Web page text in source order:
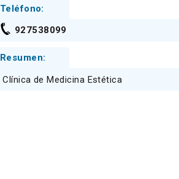
Teléfono:
927538099
Resumen:
Clínica de Medicina Estética